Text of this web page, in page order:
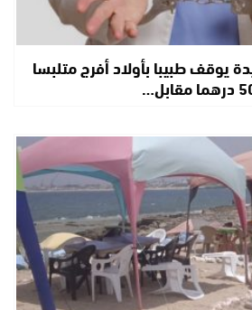
يوقف طبيبا بأولاد أفرج متلبسا